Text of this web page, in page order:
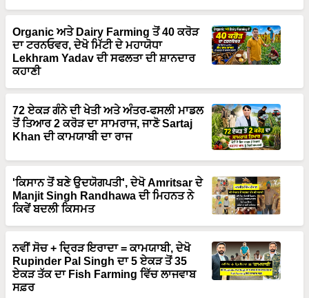
Organic ਅਤੇ Dairy Farming ਤੋਂ 40 ਕਰੋੜ
ਦਾ ਟਰਨਓਵਰ, ਦੇਖੋ ਮਿੱਟੀ ਦੇ ਮਹਾਯੋਧਾ
Lekhram Yadav ਦੀ ਸਫਲਤਾ ਦੀ ਸ਼ਾਨਦਾਰ
ਕਹਾਣੀ
72 ਏਕੜ ਗੰਨੇ ਦੀ ਖੇਤੀ ਅਤੇ ਅੰਤਰ-ਫਸਲੀ ਮਾਡਲ
ਤੋਂ ਤਿਆਰ 2 ਕਰੋੜ ਦਾ ਸਾਮਰਾਜ, ਜਾਣੋ Sartaj
Khan ਦੀ ਕਾਮਯਾਬੀ ਦਾ ਰਾਜ
'ਕਿਸਾਨ ਤੋਂ ਬਣੇ ਉਦਯੋਗਪਤੀ', ਦੇਖੋ Amritsar ਦੇ
Manjit Singh Randhawa ਦੀ ਮਿਹਨਤ ਨੇ
ਕਿਵੇਂ ਬਦਲੀ ਕਿਸਮਤ
ਨਵੀਂ ਸੋਚ + ਦ੍ਰਿੜ ਇਰਾਦਾ = ਕਾਮਯਾਬੀ, ਦੇਖੋ
Rupinder Pal Singh ਦਾ 5 ਏਕੜ ਤੋਂ 35
ਏਕੜ ਤੱਕ ਦਾ Fish Farming ਵਿੱਚ ਲਾਜਵਾਬ
ਸਫ਼ਰ